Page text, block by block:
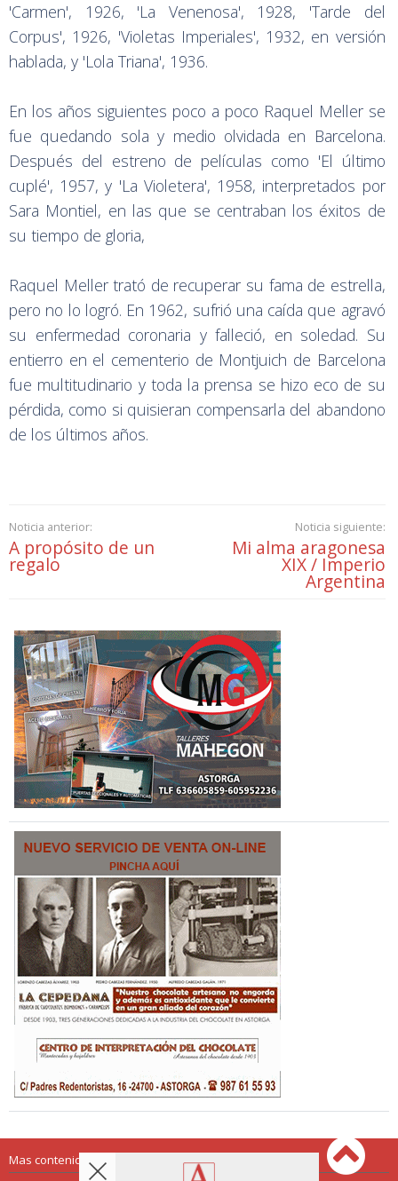
'Carmen', 1926, 'La Venenosa', 1928, 'Tarde del
Corpus', 1926, 'Violetas Imperiales', 1932, en versión
hablada, y 'Lola Triana', 1936.
En los años siguientes poco a poco Raquel Meller se
fue quedando sola y medio olvidada en Barcelona.
Después del estreno de películas como 'El último
cuplé', 1957, y 'La Violetera', 1958, interpretados por
Sara Montiel, en las que se centraban los éxitos de
su tiempo de gloria,
Raquel Meller trató de recuperar su fama de estrella,
pero no lo logró. En 1962, sufrió una caída que agravó
su enfermedad coronaria y falleció, en soledad. Su
entierro en el cementerio de Montjuich de Barcelona
fue multitudinario y toda la prensa se hizo eco de su
pérdida, como si quisieran compensarla del abandono
de los últimos años.
Noticia anterior:
A propósito de un
regalo
Noticia siguiente:
Mi alma aragonesa
XIX / Imperio
Argentina
Mas contenido de Astorga Redacción: